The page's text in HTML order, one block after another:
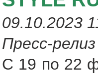
09.10.2023
Пресс-релиз
С 19 по 22